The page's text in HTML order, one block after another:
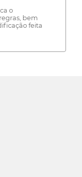
o
bem
feita